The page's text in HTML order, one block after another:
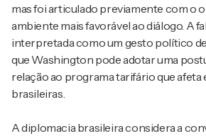
mas foi articulado previamente com o
ambiente mais favorável ao diálogo. A
interpretada como um gesto político
que Washington pode adotar uma
relação ao programa tarifário que
brasileiras.
A diplomacia brasileira considera a